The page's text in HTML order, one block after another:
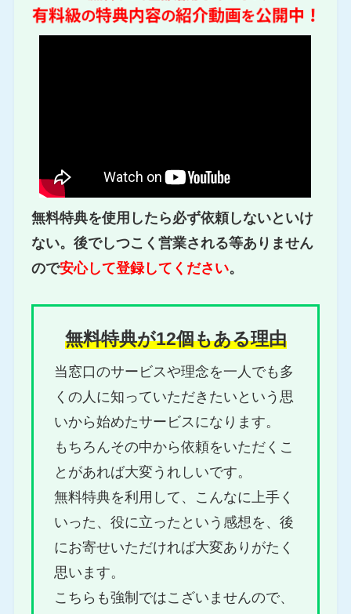
無料特典を使用したら必ず依頼しないといけ
ない。後でしつこく営業される等ありません
ので安心して登録してください。
無料特典が12個もある理由
当窓口のサービスや理念を一人でも多
くの人に知っていただきたいという思
いから始めたサービスになります。
もちろんその中から依頼をいただくこ
とがあれば大変うれしいです。
無料特典を利用して、こんなに上手く
いった、役に立ったという感想を、後
にお寄せいただければ大変ありがたく
思います。
こちらも強制ではこざいませんので、